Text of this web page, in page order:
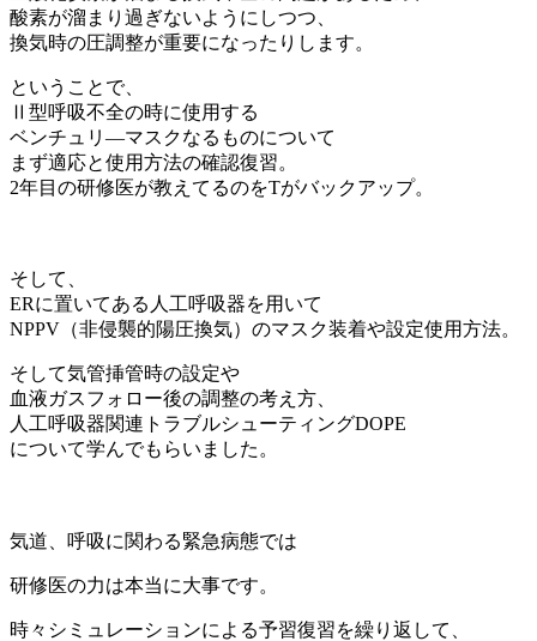
酸素が溜まり過ぎないようにしつつ、
換気時の圧調整が重要になったりします。
ということで、
Ⅱ型呼吸不全の時に使用する
ベンチュリ―マスクなるものについて
まず適応と使用方法の確認復習。
2年目の研修医が教えてるのをTがバックアップ。
そして、
ERに置いてある人工呼吸器を用いて
NPPV（非侵襲的陽圧換気）のマスク装着や設定使用方法。
そして気管挿管時の設定や
血液ガスフォロー後の調整の考え方、
人工呼吸器関連トラブルシューティングDOPE
について学んでもらいました。
気道、呼吸に関わる緊急病態では
研修医の力は本当に大事です。
時々シミュレーションによる予習復習を繰り返して、